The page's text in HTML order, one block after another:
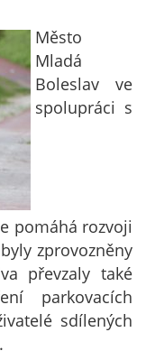
Město
Mladá
Boleslav ve
spolupráci s
pomáhá rozvoji
zprovozněny
převzaly také
parkovacích
sdílených